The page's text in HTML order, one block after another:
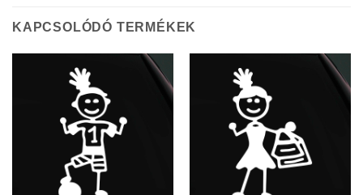
KAPCSOLÓDÓ TERMÉKEK